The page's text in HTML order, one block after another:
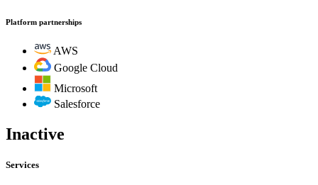
Platform partnerships
AWS
Google Cloud
Microsoft
Salesforce
Inactive
Services